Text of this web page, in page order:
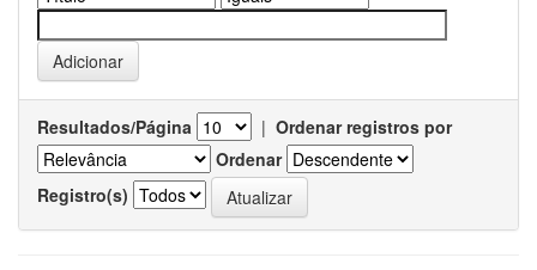
Resultados/Página | Ordenar registros por
Ordenar
Registro(s)